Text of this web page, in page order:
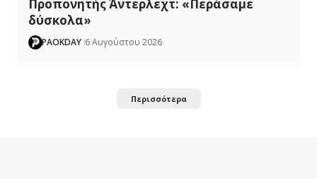
Προπονητής Άντερλεχτ: «Περάσαμε
δύσκολα»
PAOKDAY 6 Αυγούστου 2026
Περισσότερα